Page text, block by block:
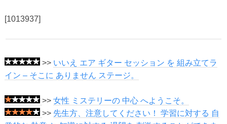
[1013937]
>> いいえ エア ギター セッション を 組み立てラ
イン – そこに ありません ステージ。
>> 女性 ミステリーの 中心 へようこそ。
>> 先生方、注意してください！ 学習に対する 自